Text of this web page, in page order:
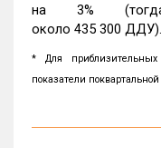
на 3% (тогда
около 435 300 ДДУ).
* Для приблизительных
показатели